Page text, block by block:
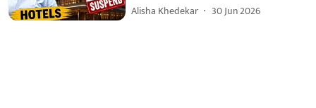
Alisha Khedekar 30 Jun 2026